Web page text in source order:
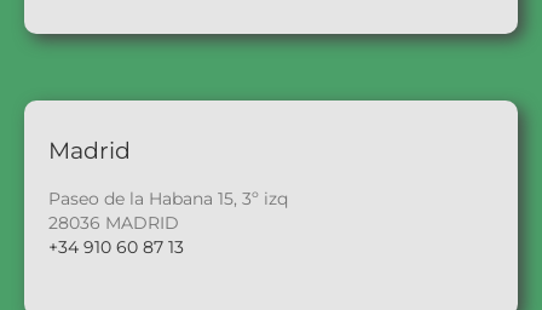
Madrid
Paseo de la Habana 15, 3º izq
28036 MADRID
+34 910 60 87 13